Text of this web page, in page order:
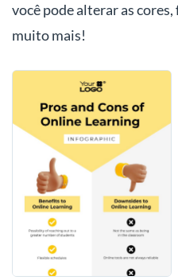
você pode alterar as
muito mais!